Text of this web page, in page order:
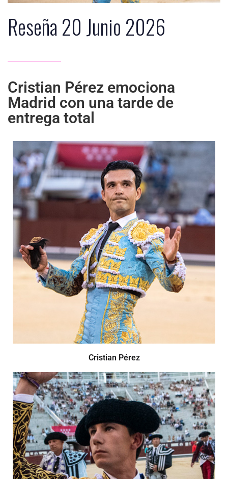
Reseña 20 Junio 2026
Cristian Pérez emociona
Madrid con una tarde de
entrega total
Cristian Pérez